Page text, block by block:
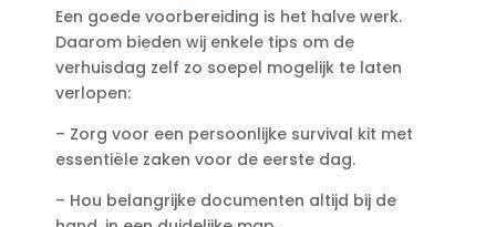
Een goede voorbereiding is het halve werk.​
Daarom bieden wij enkele tips om de
verhuisdag zelf zo soepel mogelijk te laten
verlopen:
– Zorg voor een persoonlijke survival kit met
essentiële zaken voor de eerste dag.​
– Hou belangrijke documenten altijd bij de